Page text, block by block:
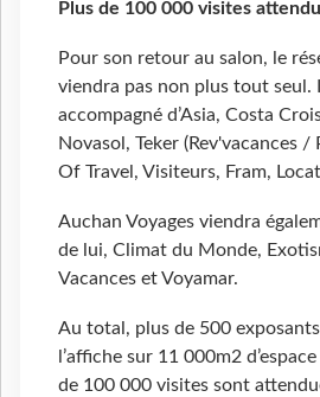
Plus de 100 000 visites
Pour son retour au salon, le
viendra pas non plus tout seul.
accompagné d’Asia, Costa
Novasol, Teker (Rev'vacances /
Of Travel, Visiteurs, Fram,
Auchan Voyages viendra
de lui, Climat du Monde,
Vacances et Voyamar.
Au total, plus de 500
l’affiche sur 11 000m2
de 100 000 visites sont